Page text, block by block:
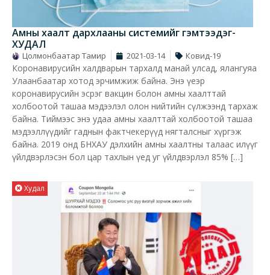
Амны хаалт дархлааны системийг гэмтээдэг-
ХУДАЛ
Цолмонбаатар Тамир 2021-03-14 Ковид-19
Коронавирусийн халдварын тархалд манай улсад, ялангуяа
Улаанбаатар хотод эрчимжиж байна. Энэ үеэр
коронавирусийн эсрэг вакцин болон амны хаалттай
холбоотой ташаа мэдээлэл олон нийтийн сүлжээнд тархаж
байна. Тиймээс энэ удаа амны хаалттай холбоотой ташаа
мэдээллүүдийг гаднын фактчекерүүд нягталсныг хүргэж
байна. 2019 онд БНХАУ дэлхийн амны хаалтны талаас илүүг
үйлдвэрлэсэн бол цар тахлын үед уг үйлдвэрлэл 85% […]
Худал